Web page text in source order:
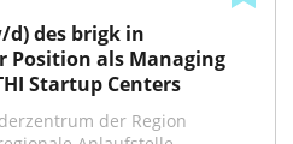
des brigk in
Position als Managing
Startup Centers
der Region